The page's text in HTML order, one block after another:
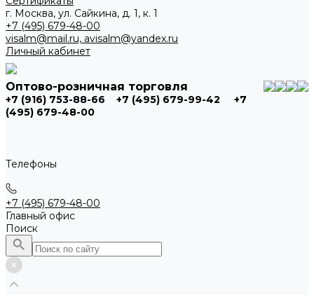
г. Москва, ул. Сайкина, д. 1, к. 1
+7 (495) 679-48-00
visalm@mail.ru, avisalm@yandex.ru
Личный кабинет
Оптово-розничная торговля
+7 (916) 753-88-66 +7 (495) 679-99-42
+7
(495) 679-48-00
Телефоны
+7 (495) 679-48-00
Главный офис
Поиск